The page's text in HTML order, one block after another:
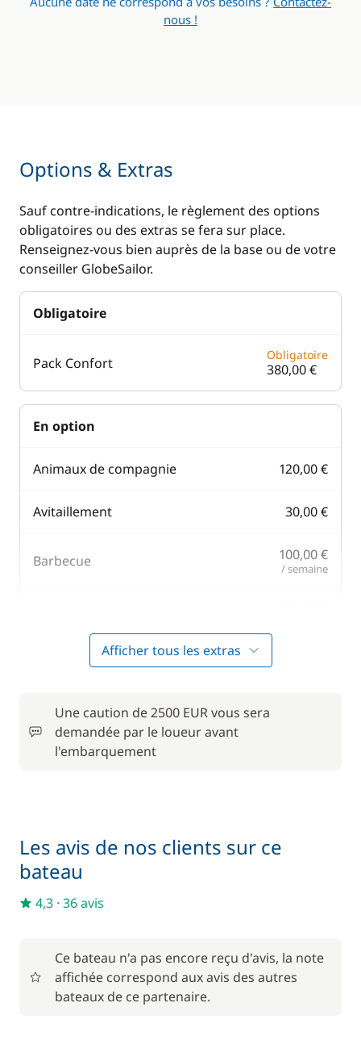
nous !
Options & Extras
Sauf contre-indications, le règlement des options
obligatoires ou des extras se fera sur place.
Renseignez-vous bien auprès de la base ou de votre
conseiller GlobeSailor.
Obligatoire
Pack Confort Obligatoire
380,00 €
En option
Animaux de compagnie 120,00 €
Avitaillement 30,00 €
Barbecue 100,00 €
/ semaine
Filet de sécurité
Gennaker
Paddle
Skipper (repas non inclus) 210,00 €
Afficher tous les extras
Une caution de 2500 EUR vous sera
demandée par le loueur avant
l'embarquement
Les avis de nos clients sur ce
bateau
4,3 · 36 avis
Ce bateau n'a pas encore reçu d'avis, la note
affichée correspond aux avis des autres
bateaux de ce partenaire.